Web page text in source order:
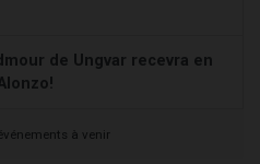
de Ungvar recevra en
à venir